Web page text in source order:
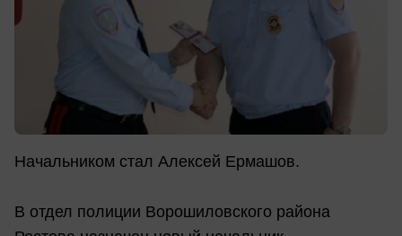
Начальником стал Алексей Ермашов.
В отдел полиции Ворошиловского района